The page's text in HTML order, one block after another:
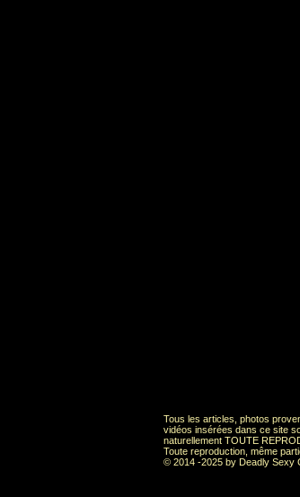
Tous les articles, photos
vidéos insérées dans ce site
naturellement TOUTE
Toute reproduction, même
© 2014 -2025 by Deadly Sexy